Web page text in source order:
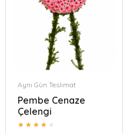
Aynı Gün Teslimat
Pembe Cenaze
Çelengi